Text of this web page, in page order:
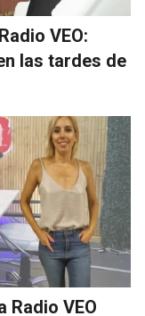
VEO:
las tardes de
Radio VEO